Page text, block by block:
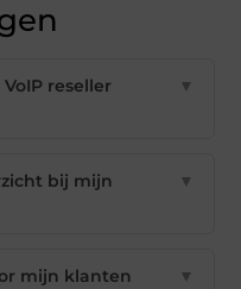
reseller
▼
bij mijn
▼
mijn klanten
▼